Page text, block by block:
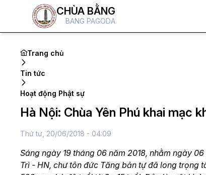
CHÙA BẰNG
BANG PAGODA
Trang chủ
Tin tức
Hoạt động Phật sự
Hà Nội: Chùa Yên Phú khai mạc
Thứ tư, 20/06/2018 - 04:09
Sáng ngày 19 tháng 06 năm 2018, nhằm ngày
Trì - HN, chư tôn đức Tăng bản tự đã long trọng